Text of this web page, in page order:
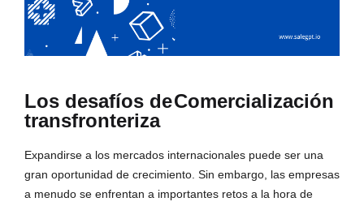
Los desafíos deComercialización
transfronteriza
Expandirse a los mercados internacionales puede ser una
gran oportunidad de crecimiento. Sin embargo, las empresas
a menudo se enfrentan a importantes retos a la hora de